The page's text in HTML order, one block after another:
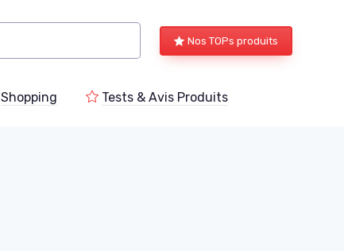
Nos TOPs produits
Shopping Tests & Avis Produits